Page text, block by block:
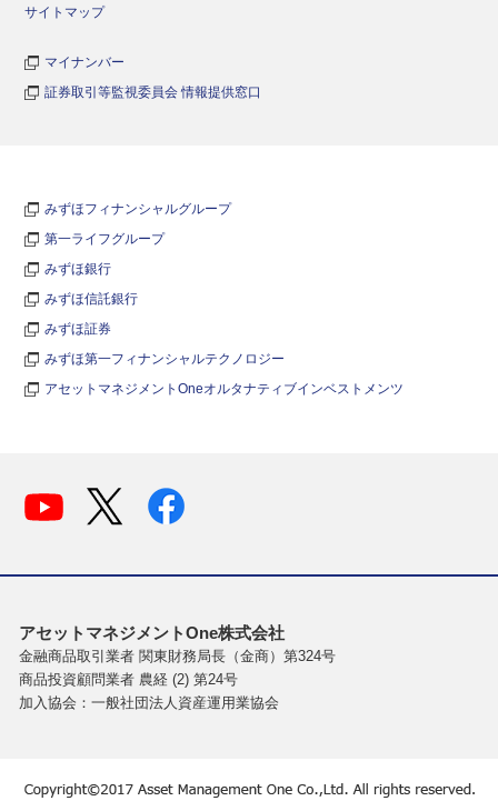
サイトマップ
マイナンバー
証券取引等監視委員会 情報提供窓口
みずほフィナンシャルグループ
第一ライフグループ
みずほ銀行
みずほ信託銀行
みずほ証券
みずほ第一フィナンシャルテクノロジー
アセットマネジメントOneオルタナティブインベストメンツ
アセットマネジメントOne株式会社
金融商品取引業者 関東財務局長（金商）第324号
商品投資顧問業者 農経 (2) 第24号
加入協会：一般社団法人資産運用業協会